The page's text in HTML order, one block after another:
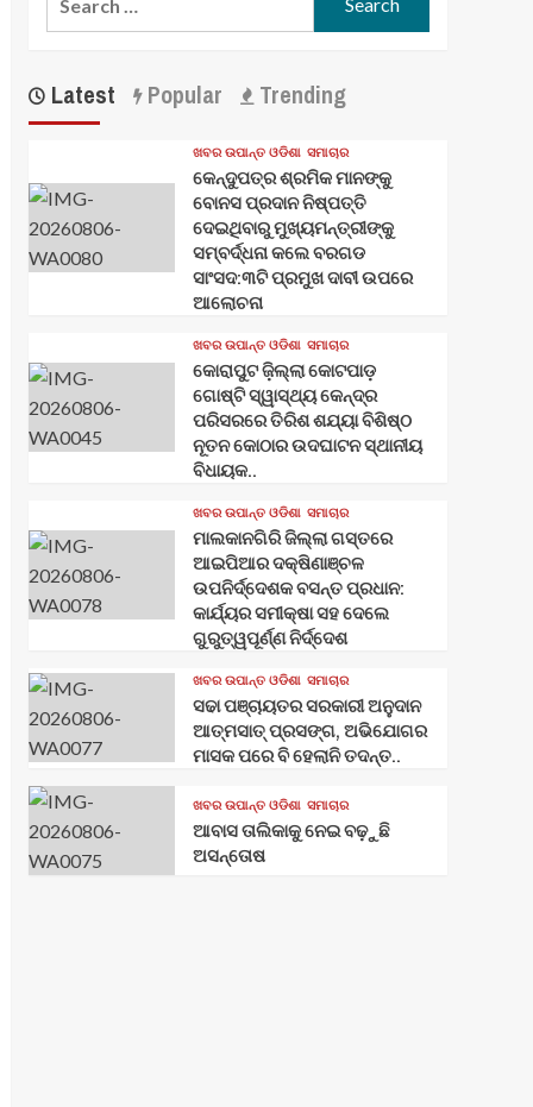
Latest Popular Trending
ଖବର ଉପାନ୍ତ ଓଡିଶା ସମାଚାର
କେନ୍ଦୁପତ୍ର ଶ୍ରମିକ ମାନଙ୍କୁ
ବୋନସ ପ୍ରଦାନ ନିଷ୍ପତ୍ତି
ଦେଇଥିବାରୁ ମୁଖ୍ୟମନ୍ତ୍ରୀଙ୍କୁ
ସମ୍ବର୍ଦ୍ଧନା କଲେ ବରଗଡ
ସାଂସଦ:୩ଟି ପ୍ରମୁଖ ଦାବୀ ଉପରେ
ଆଲୋଚନା
ଖବର ଉପାନ୍ତ ଓଡିଶା ସମାଚାର
କୋରାପୁଟ ଜ଼ିଲ୍ଲା କୋଟପାଡ଼
ଗୋଷ୍ଟି ସ୍ୱାସ୍ଥ୍ୟ କେନ୍ଦ୍ର
ପରିସରରେ ତିରିଶ ଶଯ୍ୟା ବିଶିଷ୍ଠ
ନୂତନ କୋଠାର ଉଦଘାଟନ ସ୍ଥାନୀୟ
ବିଧାୟକ..
ଖବର ଉପାନ୍ତ ଓଡିଶା ସମାଚାର
ମାଲକାନଗିରି ଜିଲ୍ଲା ଗସ୍ତରେ
ଆଇପିଆର ଦକ୍ଷିଣାଞ୍ଚଳ
ଉପନିର୍ଦ୍ଦେଶକ ବସନ୍ତ ପ୍ରଧାନ:
କାର୍ଯ୍ୟର ସମୀକ୍ଷା ସହ ଦେଲେ
ଗୁରୁତ୍ୱପୂର୍ଣ୍ଣ ନିର୍ଦ୍ଦେଶ
ଖବର ଉପାନ୍ତ ଓଡିଶା ସମାଚାର
ସଢା ପଞ୍ଚାୟତର ସରକାରୀ ଅନୁଦାନ
ଆତ୍ମସାତ୍ ପ୍ରସଙ୍ଗ, ଅଭିଯୋଗର
ମାସକ ପରେ ବି ହେଲାନି ତଦନ୍ତ..
ଖବର ଉପାନ୍ତ ଓଡିଶା ସମାଚାର
ଆବାସ ତାଲିକାକୁ ନେଇ ବଢ଼ୁଛି
ଅସନ୍ତୋଷ